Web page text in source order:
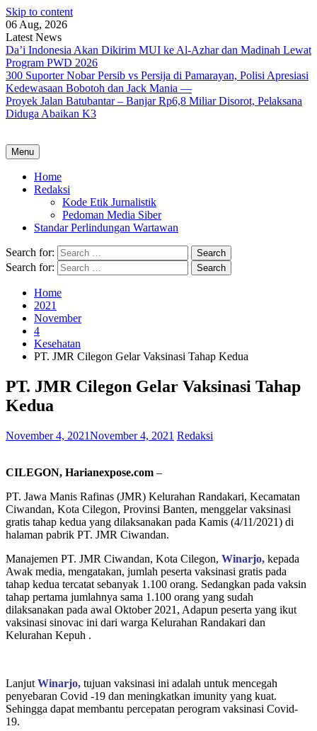
Skip to content
06 Aug, 2026
Latest News
Da’i Indonesia Akan Dikirim MUI ke Al-Azhar dan Madinah Lewat
Program PWD 2026
300 Suporter Nobar Persib vs Persija di Pamarayan, Polisi Apresiasi
Kedewasaan Bobotoh dan Jack Mania —
Proyek Jalan Batubantar – Banjar Rp6,8 Miliar Disorot, Pelaksana
Diduga Abaikan K3
Menu
Home
Redaksi
Kode Etik Jurnalistik
Pedoman Media Siber
Standar Perlindungan Wartawan
Search for:
Search for:
Home
2021
November
4
Kesehatan
PT. JMR Cilegon Gelar Vaksinasi Tahap Kedua
PT. JMR Cilegon Gelar Vaksinasi Tahap
Kedua
November 4, 2021November 4, 2021 Redaksi
CILEGON, Harianexpose.com –
PT. Jawa Manis Rafinas (JMR) Kelurahan Randakari, Kecamatan
Ciwandan, Kota Cilegon, Provinsi Banten, menggelar vaksinasi
gratis tahap kedua yang dilaksanakan pada Kamis (4/11/2021) di
halaman pabrik PT. JMR Ciwandan.
Manajemen PT. JMR Ciwandan, Kota Cilegon, Winarjo, kepada
Awak media, mengatakan, jumlah peserta vaksinasi gratis pada
tahap kedua tercatat sebanyak 1.100 orang. Sedangkan pada vaksin
tahap pertama jumlahnya sama 1.100 orang yang sudah
dilaksanakan pada awal Oktober 2021, Adapun peserta yang ikut
vaksinasi sinovac ini dari warga Kelurahan Randakari dan
Kelurahan Kepuh .
Lanjut Winarjo, tujuan vaksinasi ini adalah untuk mencegah
penyebaran Covid -19 dan meningkatkan imunity yang kuat.
Sehingga dapat membantu percepatan perogram vaksinasi Covid-
19.